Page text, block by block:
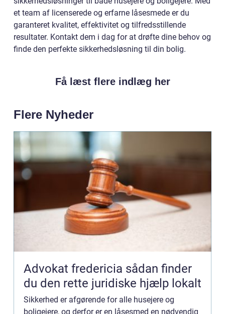
et team af licenserede og erfarne låsesmede er du
garanteret kvalitet, effektivitet og tilfredsstillende
resultater. Kontakt dem i dag for at drøfte dine behov og
finde den perfekte sikkerhedsløsning til din bolig.
Få læst flere indlæg her
Flere Nyheder
Advokat fredericia sådan finder
du den rette juridiske hjælp lokalt
Sikkerhed er afgørende for alle husejere og
boligejere, og derfor er en låsesmed en nødvendig